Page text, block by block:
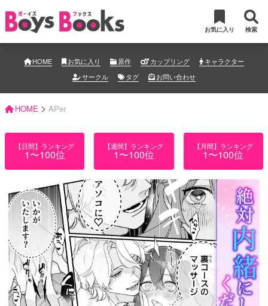
お気に入り 検索
HOME お気に入り 原作 カップリング
キャラクター
サークル
タグ お問い合わせ
HOME > APer
【日間】ランキング
1〜100位
【週間】ランキング
1〜100位
【月間】ランキング
1〜100位